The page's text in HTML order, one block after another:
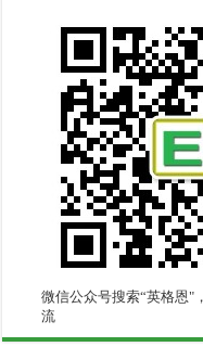
微信公众号搜索“英格恩"
流